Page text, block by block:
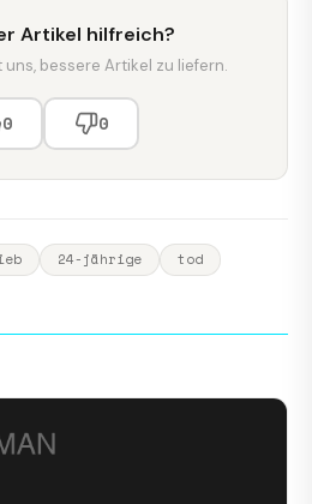
Artikel hilfreich?
bessere Artikel zu liefern.
0 0
24-jährige tod